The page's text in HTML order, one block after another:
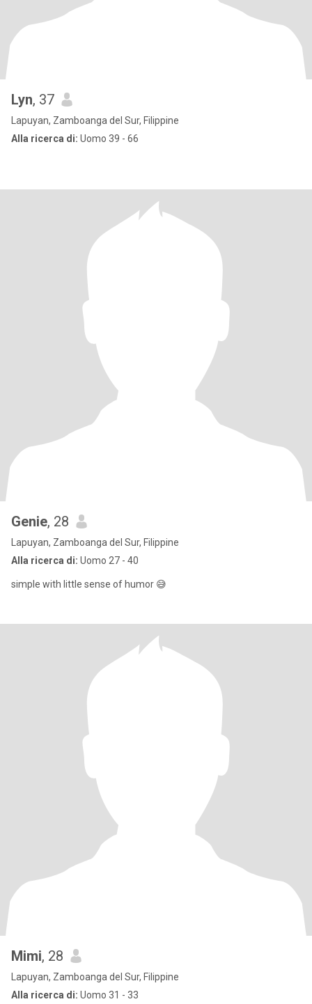
Lyn, 37
Lapuyan, Zamboanga del Sur, Filippine
Alla ricerca di: Uomo 39 - 66
Genie, 28
Lapuyan, Zamboanga del Sur, Filippine
Alla ricerca di: Uomo 27 - 40
simple with little sense of humor 😅
Mimi, 28
Lapuyan, Zamboanga del Sur, Filippine
Alla ricerca di: Uomo 31 - 33